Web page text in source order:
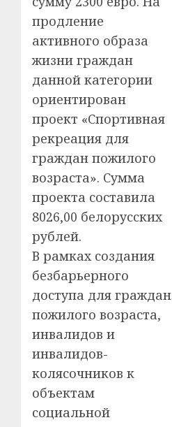
продление
активного образа
жизни граждан
данной категории
ориентирован
проект «Спортивная
рекреация для
граждан пожилого
возраста». Сумма
проекта составила
8026,00 белорусских
рублей.
В рамках создания
безбарьерного
доступа для граждан
пожилого возраста,
инвалидов и
инвалидов-
колясочников к
объектам
социальной